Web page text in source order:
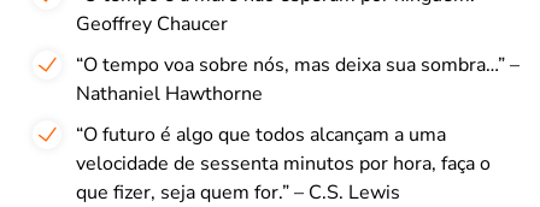
Geoffrey Chaucer
“O tempo voa sobre nós, mas deixa sua sombra…” –
Nathaniel Hawthorne
“O futuro é algo que todos alcançam a uma
velocidade de sessenta minutos por hora, faça o
que fizer, seja quem for.” – C.S. Lewis